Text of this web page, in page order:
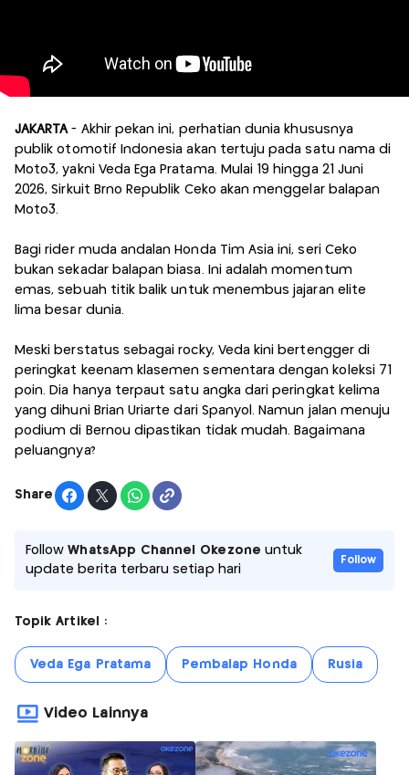
JAKARTA- Akhir pekan ini, perhatian dunia khususnya
publik otomotif Indonesia akan tertuju pada satu nama di
Moto3, yakni Veda Ega Pratama. Mulai 19 hingga 21 Juni
2026, Sirkuit Brno Republik Ceko akan menggelar balapan
Moto3.
Bagi rider muda andalan Honda Tim Asia ini, seri Ceko
bukan sekadar balapan biasa. Ini adalah momentum
emas, sebuah titik balik untuk menembus jajaran elite
lima besar dunia.
Meski berstatus sebagai rocky, Veda kini bertengger di
peringkat keenam klasemen sementara dengan koleksi 71
poin. Dia hanya terpaut satu angka dari peringkat kelima
yang dihuni Brian Uriarte dari Spanyol. Namun jalan menuju
podium di Bernou dipastikan tidak mudah. Bagaimana
peluangnya?
Share
FollowWhatsApp Channel Okezone untuk
update berita terbaru setiap hari
Follow
Topik Artikel :
Veda Ega Pratama Pembalap Honda Rusia
Video Lainnya